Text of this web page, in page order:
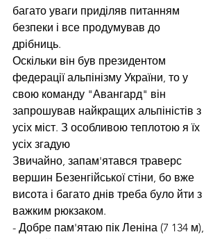
багато уваги приділяв питанням
безпеки і все продумував до
дрібниць.
Оскільки він був президентом
федерації альпінізму України, то у
свою команду "Авангард" він
запрошував найкращих альпіністів з
усіх міст. З особливою теплотою я їх
усіх згадую
Звичайно, запам'ятався траверс
вершин Безенгійської стіни, бо вже
висота і багато днів треба було йти з
важким рюкзаком.
- Добре пам'ятаю пік Леніна (7 134 м),